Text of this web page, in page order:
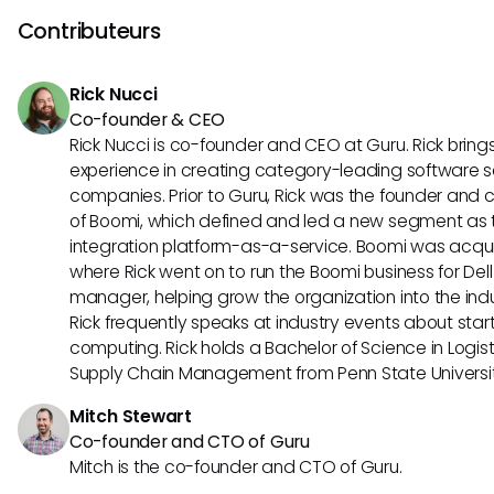
allocation de ressources. Ils sont très utiles dans les
logistique, le transport et la gestion des services de
Contributeurs
Rick Nucci
Co-founder & CEO
Rick Nucci is co-founder and CEO at Guru. Rick
experience in creating category-leading software
companies. Prior to Guru, Rick was the founder
of Boomi, which defined and led a new segment
integration platform-as-a-service. Boomi was
where Rick went on to run the Boomi business for
manager, helping grow the organization into the
Rick frequently speaks at industry events about
computing. Rick holds a Bachelor of Science in
Supply Chain Management from Penn State
Mitch Stewart
Co-founder and CTO of Guru
Mitch is the co-founder and CTO of Guru.